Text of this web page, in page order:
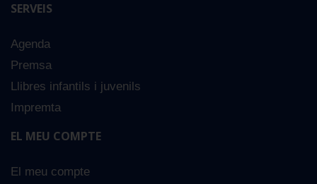
SERVEIS
Agenda
Premsa
Llibres infantils i juvenils
Impremta
EL MEU COMPTE
El meu compte